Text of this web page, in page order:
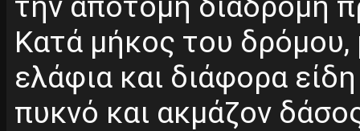
Κατά μήκος του δρόμου,
ελάφια και διάφορα
πυκνό και ακμάζον